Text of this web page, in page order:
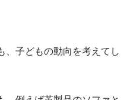
、子どもの動向を考えてし